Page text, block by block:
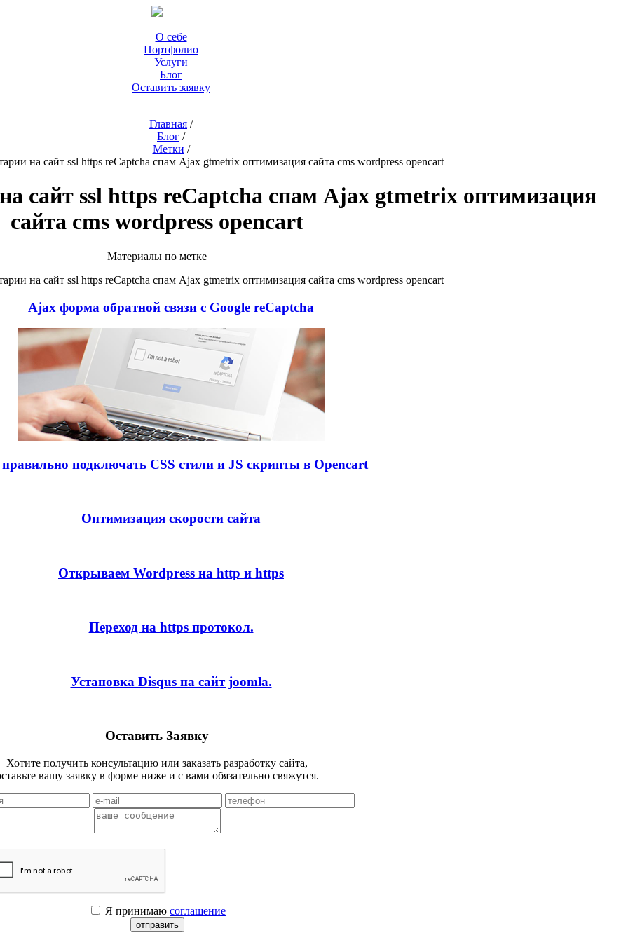
О себе
Портфолио
Услуги
Блог
Оставить заявку
Главная /
Блог /
Метки /
на сайт ssl https reCaptcha спам Ajax gtmetrix оптимизация сайта cms wordpress opencart
сайт ssl https reCaptcha спам Ajax gtmetrix оптимизация
сайта cms wordpress opencart
Материалы по метке
на сайт ssl https reCaptcha спам Ajax gtmetrix оптимизация сайта cms wordpress opencart
Ajax форма обратной связи с Google reCaptcha
подключать CSS стили и JS скрипты в Opencart
Оптимизация скорости сайта
Открываем Wordpress на http и https
Переход на https протокол.
Установка Disqus на сайт joomla.
Оставить Заявку
Хотите получить консультацию или заказать разработку сайта,
вашу заявку в форме ниже и с вами обязательно свяжутся.
Я принимаю соглашение